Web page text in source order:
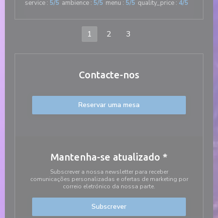
service : 5/5 ambience : 5/5 menu : 5/5 quality_price : 4/5
1 2 3
Contacte-nos
Reservar uma mesa
Mantenha-se atualizado *
Subscrever a nossa newsletter para receber
comunicações personalizadas e ofertas de marketing por
correio eletrónico da nossa parte.
Subscrever